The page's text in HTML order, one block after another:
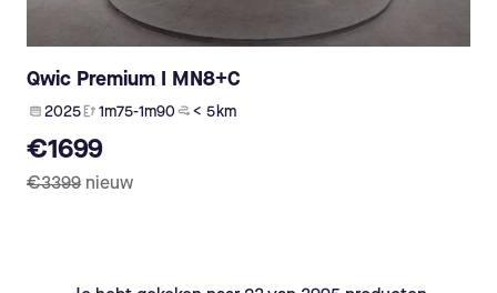
Qwic Premium I MN8+C
2025 1m75-1m90 < 5 km
€1699
€3399 nieuw